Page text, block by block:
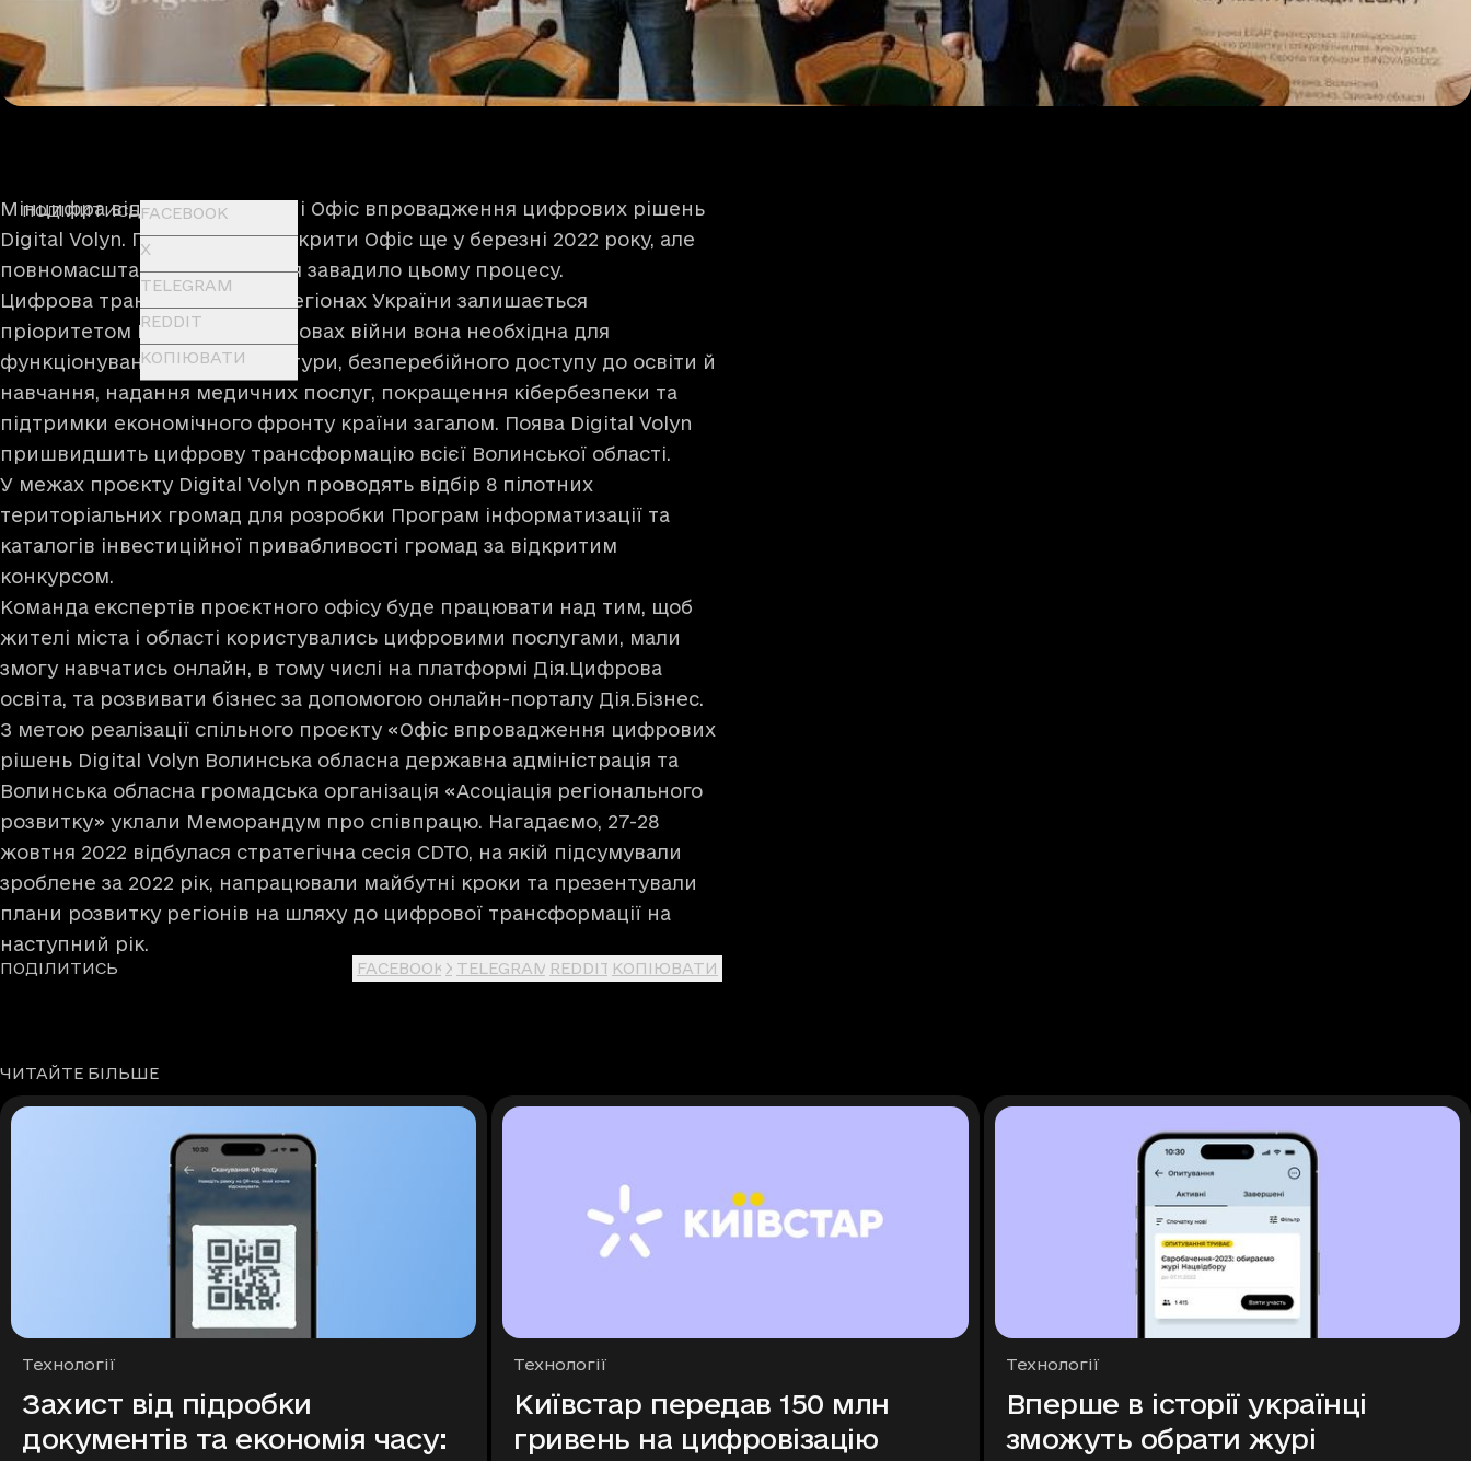
ПОДІЛИТИСЬFACEBOOK
X
TELEGRAM
REDDIT
КОПІЮВАТИ
Мінцифра відкрила на Волині Офіс впровадження цифрових рішень
Digital Volyn. Планувалося відкрити Офіс ще у березні 2022 року, але
повномасштабне вторгнення завадило цьому процесу.
Цифрова трансформація в регіонах України залишається
пріоритетом Мінцифри. В умовах війни вона необхідна для
функціонування інфраструктури, безперебійного доступу до освіти й
навчання, надання медичних послуг, покращення кібербезпеки та
підтримки економічного фронту країни загалом. Поява Digital Volyn
пришвидшить цифрову трансформацію всієї Волинської області.
У межах проєкту Digital Volyn проводять відбір 8 пілотних
територіальних громад для розробки Програм інформатизації та
каталогів інвестиційної привабливості громад за відкритим
конкурсом.
Команда експертів проєктного офісу буде працювати над тим, щоб
жителі міста і області користувались цифровими послугами, мали
змогу навчатись онлайн, в тому числі на платформі Дія.Цифрова
освіта, та розвивати бізнес за допомогою онлайн-порталу Дія.Бізнес.
З метою реалізації спільного проєкту «Офіс впровадження цифрових
рішень Digital Volyn Волинська обласна державна адміністрація та
Волинська обласна громадська організація «Асоціація регіонального
розвитку» уклали Меморандум про співпрацю. Нагадаємо, 27-28
жовтня 2022 відбулася стратегічна сесія CDTO, на якій підсумували
зроблене за 2022 рік, напрацювали майбутні кроки та презентували
плани розвитку регіонів на шляху до цифрової трансформації на
наступний рік.
ПОДІЛИТИСЬ FACEBOOK X TELEGRAM REDDIT КОПІЮВАТИ
ЧИТАЙТЕ БІЛЬШЕ
Рубрики
Технології
Захист від підробки
документів та економія часу:
Рубрики
Технології
Київстар передав 150 млн
гривень на цифровізацію
Рубрики
Технології
Вперше в історії українці
зможуть обрати журі